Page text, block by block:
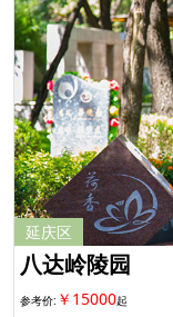
延庆区
八达岭陵园
￥15000